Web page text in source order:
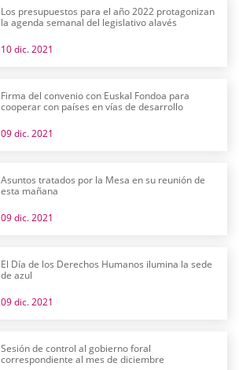
Los presupuestos para el año 2022 protagonizan
la agenda semanal del legislativo alavés
10 dic. 2021
Firma del convenio con Euskal Fondoa para
cooperar con países en vías de desarrollo
09 dic. 2021
Asuntos tratados por la Mesa en su reunión de
esta mañana
09 dic. 2021
El Día de los Derechos Humanos ilumina la sede
de azul
09 dic. 2021
Sesión de control al gobierno foral
correspondiente al mes de diciembre